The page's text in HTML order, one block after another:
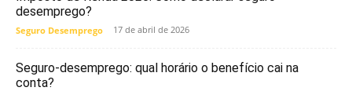
desemprego?
Seguro Desemprego 17 de abril de 2026
Seguro-desemprego: qual horário o benefício cai na
conta?